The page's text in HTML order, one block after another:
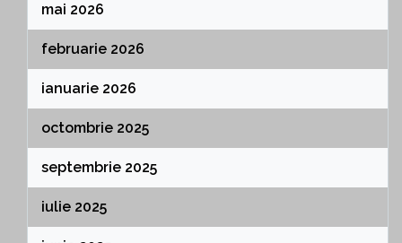
mai 2026
februarie 2026
ianuarie 2026
octombrie 2025
septembrie 2025
iulie 2025